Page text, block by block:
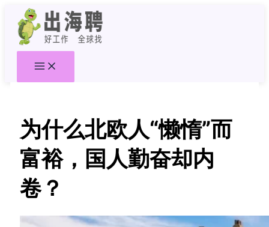
为什么北欧人“懒惰”而
富裕，国人勤奋却内
卷？